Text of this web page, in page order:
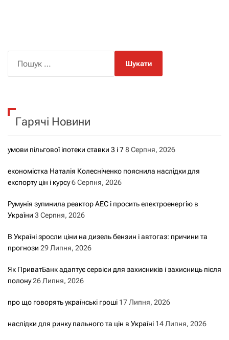
к
Гарячі Новини
умови пільгової іпотеки ставки 3 і 78 Серпня, 2026
економістка Наталія Колесніченко пояснила наслідки для
експорту цін і курсу6 Серпня, 2026
Румунія зупинила реактор АЕС і просить електроенергію в
України 3 Серпня, 2026
В Україні зросли ціни на дизель бензин і автогаз: причини та
прогнози 29 Липня, 2026
Як ПриватБанк адаптує сервіси для захисників і захисниць після
полону26 Липня, 2026
про що говорять українські гроші 17 Липня, 2026
наслідки для ринку пального та цін в Україні 14 Липня, 2026